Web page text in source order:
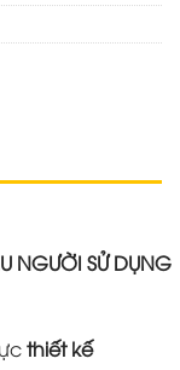
NGƯỜI SỬ DỤNG
thiết kế